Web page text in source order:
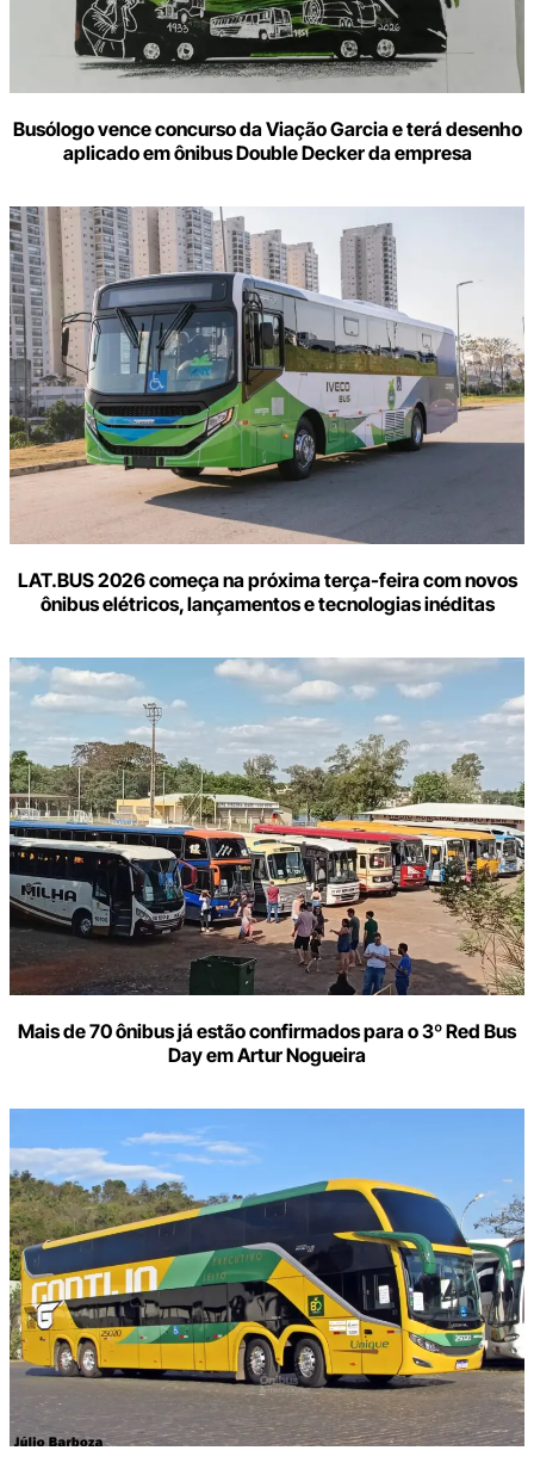
Busólogo vence concurso da Viação Garcia e terá desenho
aplicado em ônibus Double Decker da empresa
LAT.BUS 2026 começa na próxima terça-feira com novos
ônibus elétricos, lançamentos e tecnologias inéditas
Mais de 70 ônibus já estão confirmados para o 3º Red Bus
Day em Artur Nogueira